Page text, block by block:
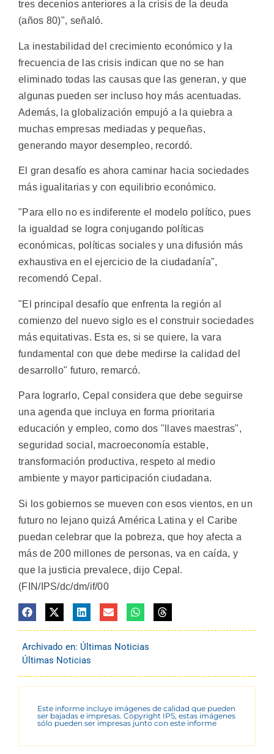
tres decenios anteriores a la crisis de la deuda
(años 80)", señaló.
La inestabilidad del crecimiento económico y la
frecuencia de las crisis indican que no se han
eliminado todas las causas que las generan, y que
algunas pueden ser incluso hoy más acentuadas.
Además, la globalización empujó a la quiebra a
muchas empresas mediadas y pequeñas,
generando mayor desempleo, recordó.
El gran desafío es ahora caminar hacia sociedades
más igualitarias y con equilibrio económico.
"Para ello no es indiferente el modelo político, pues
la igualdad se logra conjugando políticas
económicas, políticas sociales y una difusión más
exhaustiva en el ejercicio de la ciudadanía",
recomendó Cepal.
"El principal desafío que enfrenta la región al
comienzo del nuevo siglo es el construir sociedades
más equitativas. Esta es, si se quiere, la vara
fundamental con que debe medirse la calidad del
desarrollo" futuro, remarcó.
Para lograrlo, Cepal considera que debe seguirse
una agenda que incluya en forma prioritaria
educación y empleo, como dos "llaves maestras",
seguridad social, macroeconomía estable,
transformación productiva, respeto al medio
ambiente y mayor participación ciudadana.
Si los gobiernos se mueven con esos vientos, en un
futuro no lejano quizá América Latina y el Caribe
puedan celebrar que la pobreza, que hoy afecta a
más de 200 millones de personas, va en caída, y
que la justicia prevalece, dijo Cepal.
(FIN/IPS/dc/dm/if/00
Archivado en: Últimas Noticias
Últimas Noticias
Este informe incluye imágenes de calidad que pueden
ser bajadas e impresas. Copyright IPS, estas imágenes
sólo pueden ser impresas junto con este informe